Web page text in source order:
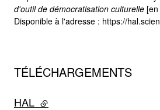
d'outil de démocratisation culturelle
Disponible à l'adresse : https://
TÉLÉCHARGEMENTS
HAL - lien externe